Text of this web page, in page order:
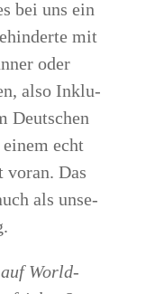
bei uns ein
mit
oder
also Inklu­
Deut­schen
echt
vor­an. Das
als unse­
World-